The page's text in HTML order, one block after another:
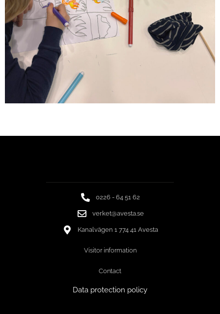
0226 - 64 51 62
verket@avesta.se
Kanalvägen 1 774 41 Avesta
Visitor information
Contact
Data protection policy